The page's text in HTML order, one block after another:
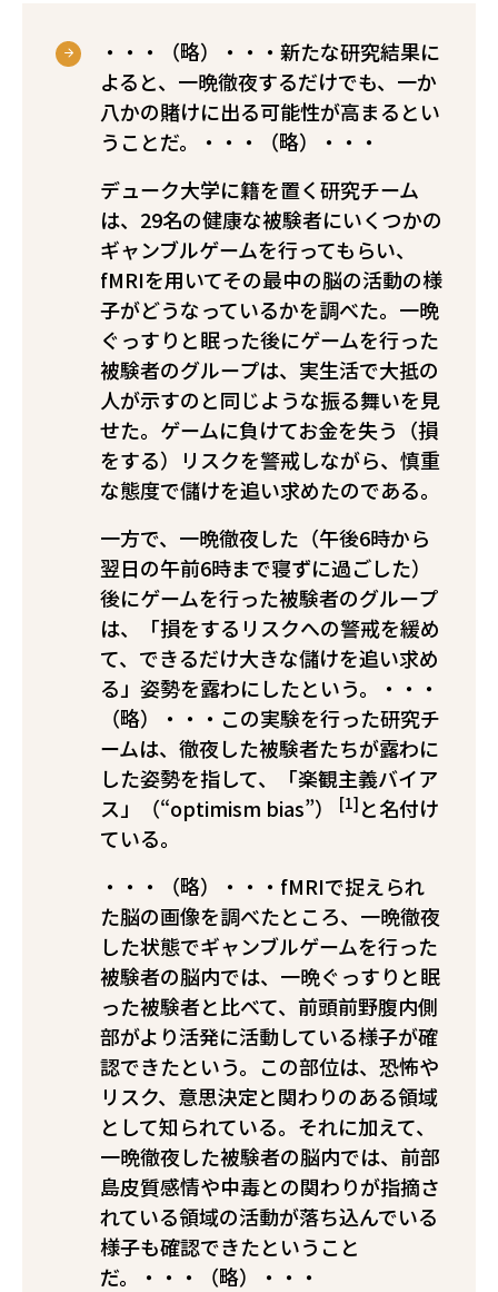
・・・（略）・・・新たな研究結果に
よると、一晩徹夜するだけでも、一か
八かの賭けに出る可能性が高まるとい
うことだ。・・・（略）・・・
デューク大学に籍を置く研究チーム
は、29名の健康な被験者にいくつかの
ギャンブルゲームを行ってもらい、
fMRIを用いてその最中の脳の活動の様
子がどうなっているかを調べた。一晩
ぐっすりと眠った後にゲームを行った
被験者のグループは、実生活で大抵の
人が示すのと同じような振る舞いを見
せた。ゲームに負けてお金を失う（損
をする）リスクを警戒しながら、慎重
な態度で儲けを追い求めたのである。
一方で、一晩徹夜した（午後6時から
翌日の午前6時まで寝ずに過ごした）
後にゲームを行った被験者のグループ
は、「損をするリスクへの警戒を緩め
て、できるだけ大きな儲けを追い求め
る」姿勢を露わにしたという。・・・
（略）・・・この実験を行った研究チ
ームは、徹夜した被験者たちが露わに
した姿勢を指して、「楽観主義バイア
ス」（“optimism bias”）
[1] と名付け
ている。
・・・（略）・・・fMRIで捉えられ
た脳の画像を調べたところ、一晩徹夜
した状態でギャンブルゲームを行った
被験者の脳内では、一晩ぐっすりと眠
った被験者と比べて、前頭前野腹内側
部がより活発に活動している様子が確
認できたという。この部位は、恐怖や
リスク、意思決定と関わりのある領域
として知られている。それに加えて、
一晩徹夜した被験者の脳内では、前部
島皮質――感情や中毒との関わりが指摘さ
れている領域――の活動が落ち込んでいる
様子も確認できたということ
だ。・・・（略）・・・